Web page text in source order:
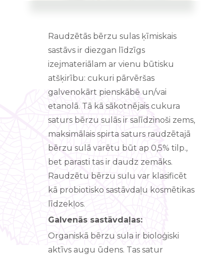
Raudzētās bērzu sulas ķīmiskais
sastāvs ir diezgan līdzīgs
izejmateriālam ar vienu būtisku
atšķirību: cukuri pārvēršas
galvenokārt pienskābē un/vai
etanolā. Tā kā sākotnējais cukura
saturs bērzu sulās ir salīdzinoši zems,
maksimālais spirta saturs raudzētajā
bērzu sulā varētu būt ap 0,5% tilp.,
bet parasti tas ir daudz zemāks.
Raudzētu bērzu sulu var klasificēt
kā probiotisko sastāvdaļu kosmētikas
līdzekļos.
Galvenās sastāvdaļas:
Organiskā bērzu sula ir bioloģiski
aktīvs augu ūdens. Tas satur